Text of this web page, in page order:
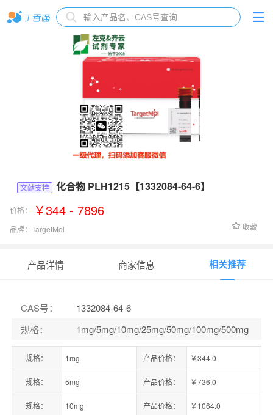
文献支持 化合物 PLH1215【1332084-64-6】
价格： ￥344 - 7896
品牌： TargetMol 收藏
产品详情 商家信息 相关推荐
CAS号：
1332084-64-6
规格： 1mg/5mg/10mg/25mg/50mg/100mg/500mg
规格： 1mg 产品价格： ￥344.0
规格： 5mg 产品价格： ￥736.0
规格： 10mg 产品价格： ￥1064.0